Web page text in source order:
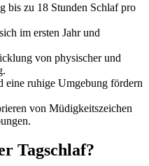
bis zu 18 Stunden Schlaf pro
im ersten Jahr und
von physischer und
eine ruhige Umgebung fördern
von Müdigkeitszeichen
Tagschlaf?